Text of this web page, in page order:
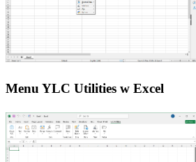
Menu YLC Utilities w Excel